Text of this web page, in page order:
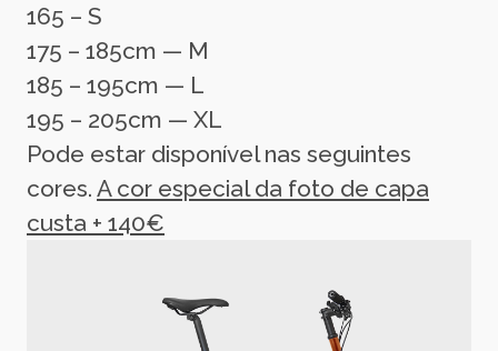
165 – S
175 – 185cm — M
185 – 195cm — L
195 – 205cm — XL
Pode estar disponível nas seguintes
cores. A cor especial da foto de capa
custa + 140€